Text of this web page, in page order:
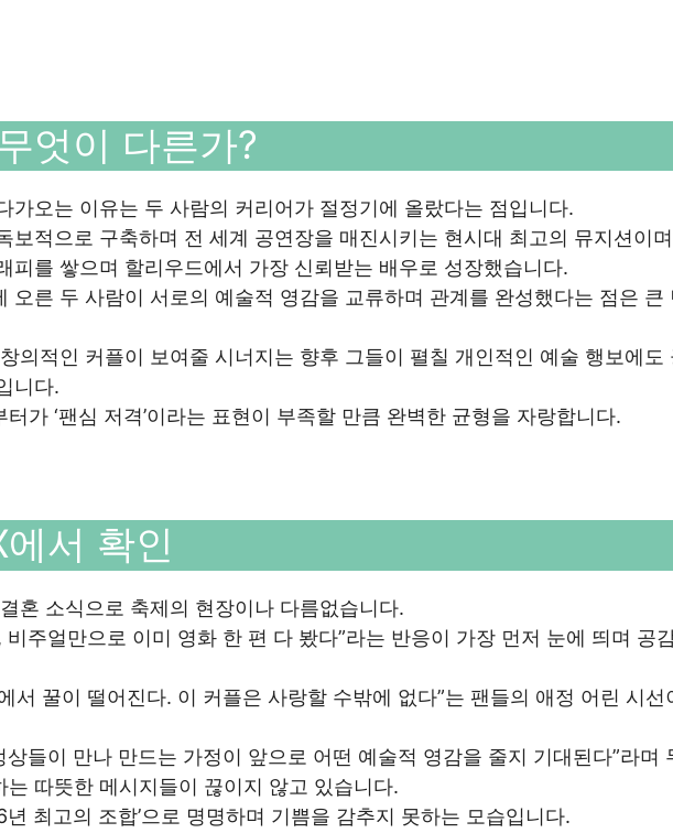
엇이 다른가?
가오는 이유는 두 사람의 커리어가 절정기에 올랐다는 점입니다.
보적으로 구축하며 전 세계 공연장을 매진시키는 현시대 최고의 뮤지션이
피를 쌓으며 할리우드에서 가장 신뢰받는 배우로 성장했습니다.
오른 두 사람이 서로의 예술적 영감을 교류하며 관계를 완성했다는 점은 큰
의적인 커플이 보여줄 시너지는 향후 그들이 펼칠 개인적인 예술 행보에도
니다.
가 ‘팬심 저격’이라는 표현이 부족할 만큼 완벽한 균형을 자랑합니다.
서 확인
혼 소식으로 축제의 현장이나 다름없습니다.
주얼만으로 이미 영화 한 편 다 봤다”라는 반응이 가장 먼저 눈에 띄며 공
서 꿀이 떨어진다. 이 커플은 사랑할 수밖에 없다”는 팬들의 애정 어린 시선
들이 만나 만드는 가정이 앞으로 어떤 예술적 영감을 줄지 기대된다”라며
따뜻한 메시지들이 끊이지 않고 있습니다.
최고의 조합’으로 명명하며 기쁨을 감추지 못하는 모습입니다.